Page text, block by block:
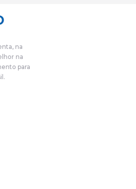
no ano passado para que eu
errei e corrigir minha rota.E além
que fizeram um
ele tem que perder tempo
num pós- edital é muito
de informação, então vocês
porque quando eu me sentia
na
na
para